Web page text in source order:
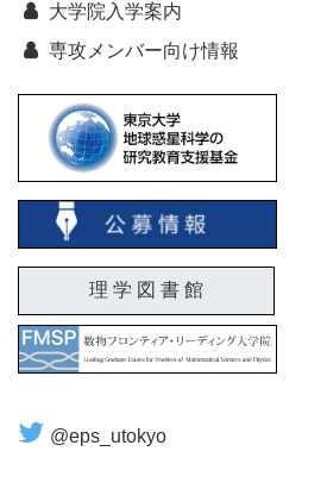
大学院入学案内
専攻メンバー向け情報
理 学 図 書 館
@eps_utokyo